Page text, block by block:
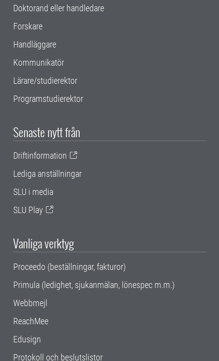
Doktorand eller handledare
Forskare
Handläggare
Kommunikatör
Lärare/studierektor
Programstudierektor
Senaste nytt från
Driftinformation
Lediga anställningar
SLU i media
SLU Play
Vanliga verktyg
Proceedo (beställningar, fakturor)
Primula (ledighet, sjukanmälan, lönespec m.m.)
Webbmejl
ReachMee
Edusign
Protokoll och beslutslistor